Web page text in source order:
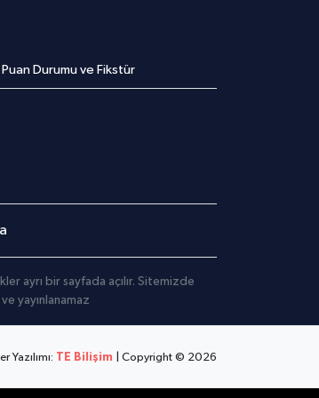
Puan Durumu ve Fikstür
ayrı bir sayfada açılır. Sitemizde
yayınlanamaz
Yazılımı: TE Bilişim | Copyright © 2026